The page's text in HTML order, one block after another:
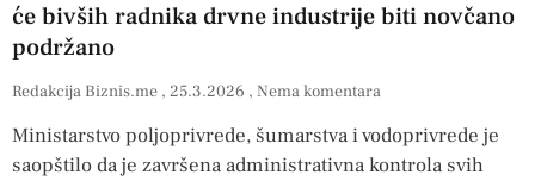
će bivših radnika drvne industrije biti novčano
podržano
Redakcija Biznis.me 25.3.2026 Nema komentara
Ministarstvo poljoprivrede, šumarstva i vodoprivrede je
saopštilo da je završena administrativna kontrola svih